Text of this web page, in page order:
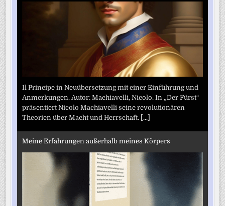
Il Principe in Neuübersetzung mit einer Einführung und
Anmerkungen. Autor: Machiavelli, Nicolo. In „Der Fürst“
präsentiert Nicolo Machiavelli seine revolutionären
Theorien über Macht und Herrschaft. [...]
Meine Erfahrungen außerhalb meines Körpers